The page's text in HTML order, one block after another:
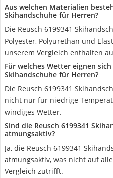
Aus welchen Materialien
Skihandschuhe für Herren?
Die Reusch 6199341
Polyester, Polyurethan und
unserem Vergleich enthalten
Für welches Wetter eignen sich
Skihandschuhe für Herren?
Die Reusch 6199341
nicht nur für niedrige
windiges Wetter.
Sind die Reusch 6199341
atmungsaktiv?
Ja, die Reusch 6199341
atmungsaktiv, was nicht auf
Vergleich zutrifft.